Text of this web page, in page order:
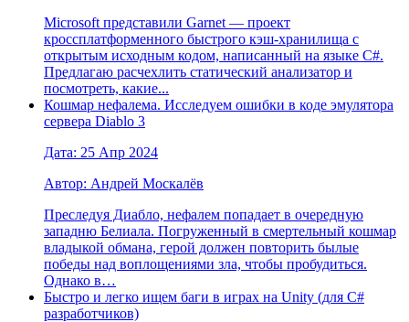
Microsoft представили Garnet — проект
кроссплатформенного быстрого кэш-хранилища с
открытым исходным кодом, написанный на языке C#.
Предлагаю расчехлить статический анализатор и
посмотреть, какие...
Кошмар нефалема. Исследуем ошибки в коде эмулятора
сервера Diablo 3
Дата: 25 Апр 2024
Автор: Андрей Москалёв
Преследуя Диабло, нефалем попадает в очередную
западню Белиала. Погруженный в смертельный кошмар
владыкой обмана, герой должен повторить былые
победы над воплощениями зла, чтобы пробудиться.
Однако в…
Быстро и легко ищем баги в играх на Unity (для C#
разработчиков)